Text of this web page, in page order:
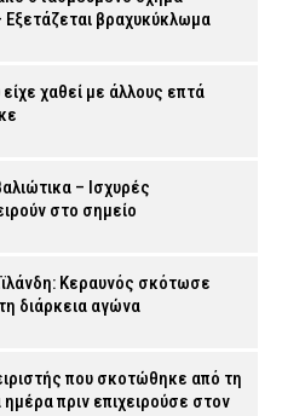
βραχυκύκλωμα
χαθεί με άλλους επτά
– Ισχυρές
στο σημείο
Κεραυνός σκότωσε
διάρκεια αγώνα
που σκοτώθηκε από τη
πριν επιχειρούσε στον